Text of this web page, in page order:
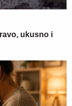
ukusno i